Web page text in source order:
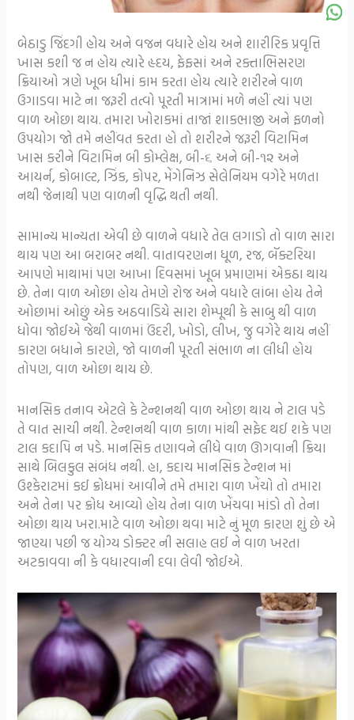
બેઠાડુ જિંદગી હોય અને વજન વધારે હોય અને શારીરિક પ્રવૃત્તિ
ખાસ કશી જ ન હોય ત્યારે હૃદય, ફેફસાં અને રક્તાભિસરણ
ક્રિયાઓ ત્રણે ખૂબ ધીમાં કામ કરતા હોય ત્યારે શરીરને વાળ
ઉગાડવા માટે ના જરૂરી તત્વો પૂરતી માત્રામાં મળે નહીં ત્યાં પણ
વાળ ઓછા થાય. તમારા ખોરાકમાં તાજાં શાકભાજી અને ફળનો
ઉપયોગ જો તમે નહીંવત કરતા હો તો શરીરને જરૂરી વિટામિન
ખાસ કરીને વિટામિન બી કોમ્લેક્ષ, બી-૬ અને બી-૧૨ અને
આયર્ન, કોબાલ્ટ, ઝિંક, કોપર, મેંગેનિઝ સેલેનિયમ વગેરે મળતા
નથી જેનાથી પણ વાળની વૃદ્ધિ થતી નથી.
સામાન્ય માન્યતા એવી છે વાળને વધારે તેલ લગાડો તો વાળ સારા
થાય પણ આ બરાબર નથી. વાતાવરણના ધૂળ, રજ, બૅક્ટરિયા
આપણે માથામાં પણ આખા દિવસમાં ખૂબ પ્રમાણમાં એકઠા થાય
છે. તેના વાળ ઓછા હોય તેમણે રોજ અને વધારે લાંબા હોય તેને
ઓછામાં ઓછું એક અઠવાડિયે સારા શેમ્પૂથી કે સાબુ થી વાળ
ધોવા જોઈએ જેથી વાળમાં ઉંદરી, ખોડો, લીખ, જુ વગેરે થાય નહીં
કારણ બધાને કારણે, જો વાળની પૂરતી સંભાળ ના લીધી હોય
તોપણ, વાળ ઓછા થાય છે.
માનસિક તનાવ એટલે કે ટેન્શનથી વાળ ઓછા થાય ને ટાલ પડે
તે વાત સાચી નથી. ટેન્શનથી વાળ કાળા માંથી સફેદ થઈ શકે પણ
ટાલ કદાપિ ન પડે. માનસિક તણાવને લીધે વાળ ઊગવાની ક્રિયા
સાથે બિલકુલ સંબંધ નથી. હા, કદાચ માનસિક ટેન્શન માં
ઉશ્કેરાટમાં કઈ ક્રોધમાં આવીને તમે તમારા વાળ ખેંચો તો તમારા
અને તેના પર ક્રોધ આવ્યો હોય તેના વાળ ખેંચવા માંડો તો તેના
ઓછા થાય ખરા.માટે વાળ ઓછા થવા માટે નું મૂળ કારણ શું છે એ
જાણ્યા પછી જ યોગ્ય ડોક્ટર ની સલાહ લઈ ને વાળ ખરતા
અટકાવવા ની કે વધારવાની દવા લેવી જોઈએ.